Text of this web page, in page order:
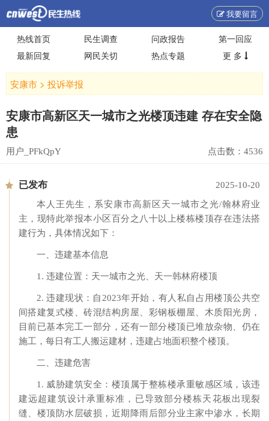
我要留言
热线首页 民生调查 问政报告
第一回应
最新回复
网民关切 热点专题 更 多
安康市 > 投诉举报
安康市高新区天一城市之光楼顶违建 存在安全隐
患
用户_PFkQpY 点击数： 4536
已发布
2025-10-20
本人王先生，系安康市高新区天一城市之光/翰林府业
主，现特此举报本小区百分之八十以上楼栋楼顶存在违法搭
建行为，具体情况如下：
一、违建基本信息
1. 违建位置：天一城市之光、天一韩林府楼顶
2. 违建现状：自2023年开始，有人私自占用楼顶公共空
间搭建复式楼、砖混结构房屋、彩钢板棚屋、木质阳光房，
目前已基本完工一部分，还有一部分楼顶已堆放杂物、仍在
施工，每日有工人搬运建材，违建占地面积整个楼顶。
二、违建危害
1. 威胁建筑安全：楼顶属于整栋楼承重敏感区域，该违
建远超建筑设计承重标准，已导致部分楼栋天花板出现裂
缝、楼顶防水层破损，近期降雨后部分业主家中渗水，长期